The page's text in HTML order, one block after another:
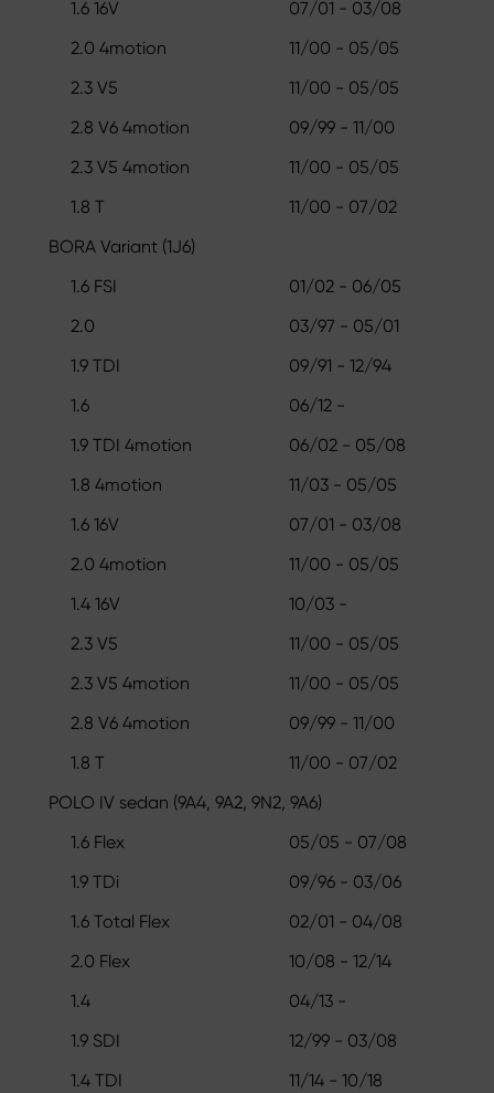
1.6 16V
07/01 - 03/08
2.0 4motion
11/00 - 05/05
2.3 V5
11/00 - 05/05
2.8 V6 4motion
09/99 - 11/00
2.3 V5 4motion
11/00 - 05/05
1.8 T
11/00 - 07/02
BORA Variant (1J6)
1.6 FSI
01/02 - 06/05
2.0
03/97 - 05/01
1.9 TDI
09/91 - 12/94
1.6
06/12 -
1.9 TDI 4motion
06/02 - 05/08
1.8 4motion
11/03 - 05/05
1.6 16V
07/01 - 03/08
2.0 4motion
11/00 - 05/05
1.4 16V
10/03 -
2.3 V5
11/00 - 05/05
2.3 V5 4motion
11/00 - 05/05
2.8 V6 4motion
09/99 - 11/00
1.8 T
11/00 - 07/02
POLO IV sedan (9A4, 9A2, 9N2, 9A6)
1.6 Flex
05/05 - 07/08
1.9 TDi
09/96 - 03/06
1.6 Total Flex
02/01 - 04/08
2.0 Flex
10/08 - 12/14
1.4
04/13 -
1.9 SDI
12/99 - 03/08
1.4 TDI
11/14 - 10/18